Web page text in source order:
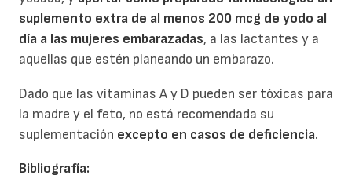
suplemento extra de al menos 200 mcg de yodo al
día a las mujeres embarazadas, a las lactantes y a
aquellas que estén planeando un embarazo.
Dado que las vitaminas A y D pueden ser tóxicas para
la madre y el feto, no está recomendada su
suplementación excepto en casos de deficiencia.
Bibliografía: